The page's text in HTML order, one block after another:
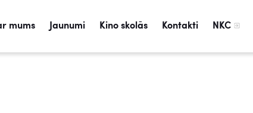
mums Jaunumi Kino skolās Kontakti NKC